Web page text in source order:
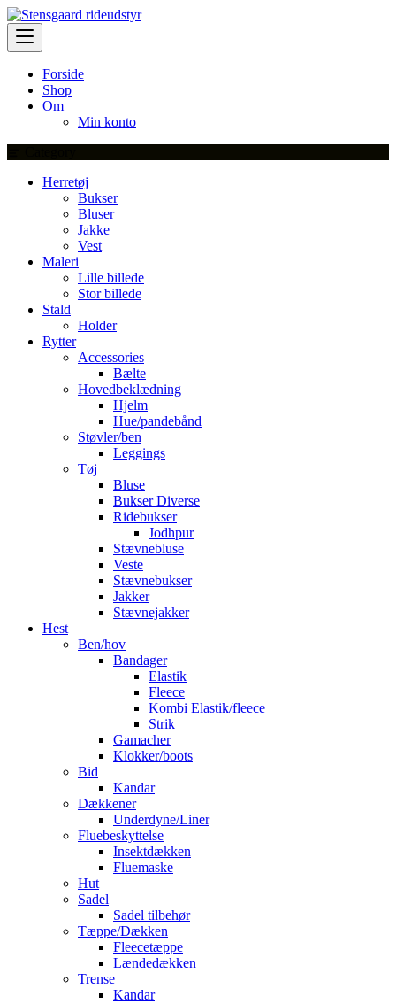
Skip
to
content
Forside
Shop
Om
Min konto
Herretøj
Bukser
Bluser
Jakke
Vest
Maleri
Lille billede
Stor billede
Stald
Holder
Rytter
Accessories
Bælte
Hovedbeklædning
Hjelm
Hue/pandebånd
Støvler/ben
Leggings
Tøj
Bluse
Bukser Diverse
Ridebukser
Jodhpur
Stævnebluse
Veste
Stævnebukser
Jakker
Stævnejakker
Hest
Ben/hov
Bandager
Elastik
Fleece
Kombi Elastik/fleece
Strik
Gamacher
Klokker/boots
Bid
Kandar
Dækkener
Underdyne/Liner
Fluebeskyttelse
Insektdækken
Fluemaske
Hut
Sadel
Sadel tilbehør
Tæppe/Dækken
Fleecetæppe
Lændedækken
Trense
Kandar